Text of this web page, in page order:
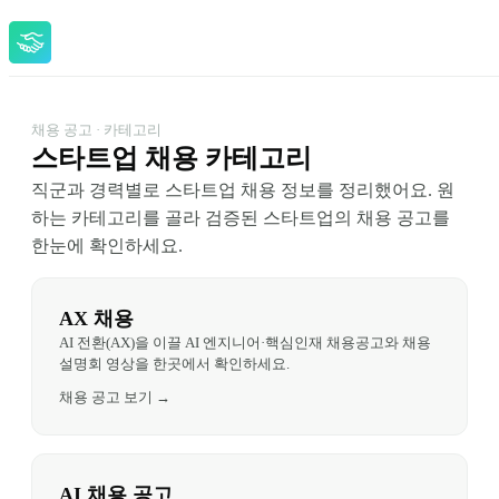
채용 공고 · 카테고리
스타트업 채용 카테고리
직군과 경력별로 스타트업 채용 정보를 정리했어요. 원
하는 카테고리를 골라 검증된 스타트업의 채용 공고를
한눈에 확인하세요.
AX 채용
AI 전환(AX)을 이끌 AI 엔지니어·핵심인재 채용공고와 채용
설명회 영상을 한곳에서 확인하세요.
채용 공고 보기 →
AI 채용 공고